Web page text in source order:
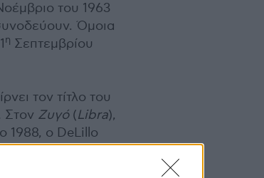
του 1963
Όμοια
η Σεπτεμβρίου
τον τίτλο του
Στον Ζυγό(Libra),
1988, ο DeLillo
του: τον